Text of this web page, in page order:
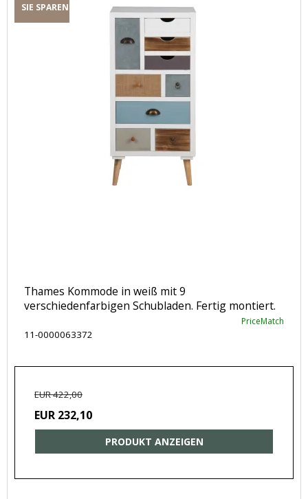
SIE SPAREN
Thames Kommode in weiß mit 9
verschiedenfarbigen Schubladen. Fertig montiert.
PriceMatch
11-0000063372
EUR 422,00
EUR 232,10
PRODUKT ANZEIGEN